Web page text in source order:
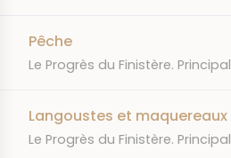
Pêche
JOURNAL
Le Progrès du Finistère. Principal
Langoustes et maquereaux
JOURNAL
Le Progrès du Finistère. Principal